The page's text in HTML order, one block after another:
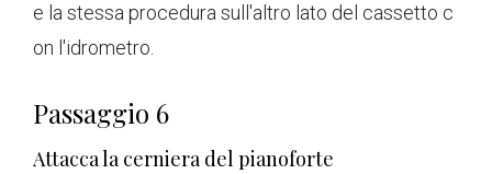
e la stessa procedura sull'altro lato del cassetto c
on l'idrometro.
Passaggio 6
Attacca la cerniera del pianoforte